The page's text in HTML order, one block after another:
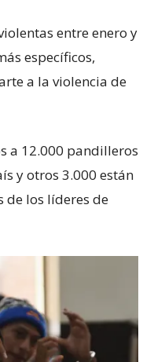
entre enero y
específicos,
a la violencia de
a 12.000 pandilleros
y otros 3.000 están
de los líderes de